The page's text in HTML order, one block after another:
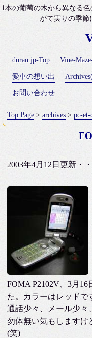
1本の葡萄の木から異なる
がて実りの季節
duran.jp-Top Vine-
愛車の想い出
お問い合わせ
Top Page >archives >pc-et-
2003年4月12日更新・
FOMA P2102V、3月
た。カラーはレッドで
通話少々、メール少々
勿体無い気もしますけ
(笑)